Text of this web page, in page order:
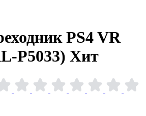
PS4 VR
P5033) Хит